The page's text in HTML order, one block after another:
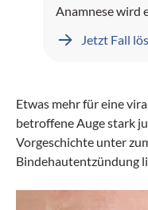
Anamnese wird
Jetzt Fall
Etwas mehr für eine
betroffene Auge stark
Vorgeschichte unter
Bindehautentzündung